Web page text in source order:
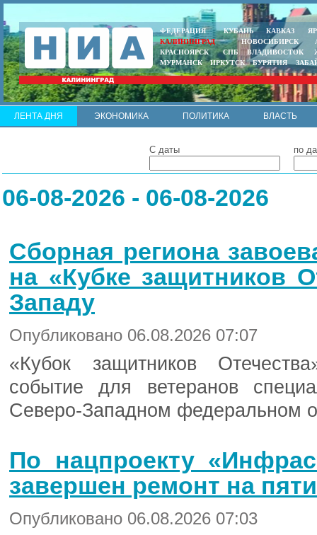
ФЕДЕРАЦИЯ КУБАНЬ КАВКАЗ
КАЛИНИНГРАД
НОВОСИБИРСК
КРАСНОЯРСК
СПБ ВЛАДИВОСТОК
МУРМАНСК
ИРКУТСК БУРЯТИЯ
ЛЕНТА ДНЯ ЭКОНОМИКА ПОЛИТИКА
ВЛАСТЬ
С даты по
06-08-2026 - 06-08-2026
Сборная региона
на «Кубке защитников
Западу
Опубликовано 06.08.2026 07:07
«Кубок защитников
событие для ветеранов
Северо-Западном федеральном
По нацпроекту
завершен ремонт на
Опубликовано 06.08.2026 07:03